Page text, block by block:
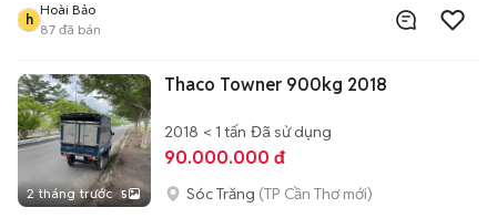
h
Hoài Bảo
87 đã bán
2 tháng trước 5
Thaco Towner 900kg 2018
2018 < 1 tấn Đã sử dụng
90.000.000 đ
Sóc Trăng (TP Cần Thơ mới)